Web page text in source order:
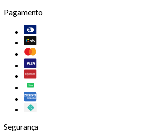
Pagamento
Segurança